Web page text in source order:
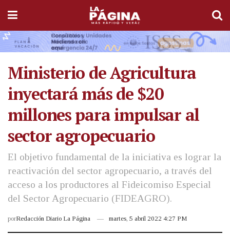
Ministerio de Agricultura
inyectará más de $20
millones para impulsar al
sector agropecuario
El objetivo fundamental de la iniciativa es lograr la
reactivación del sector agropecuario, a través del
acceso a los productores al Fideicomiso Especial
del Sector Agropecuario (FIDEAGRO).
porRedacción Diario La Página martes, 5 abril 2022 4:27 PM